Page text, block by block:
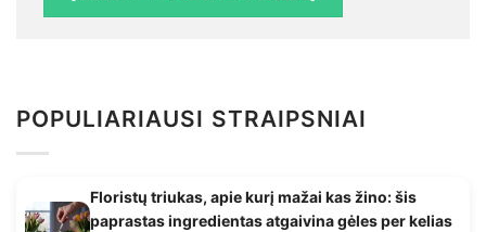
POPULIARIAUSI STRAIPSNIAI
Floristų triukas, apie kurį mažai kas žino: šis
paprastas ingredientas atgaivina gėles per kelias